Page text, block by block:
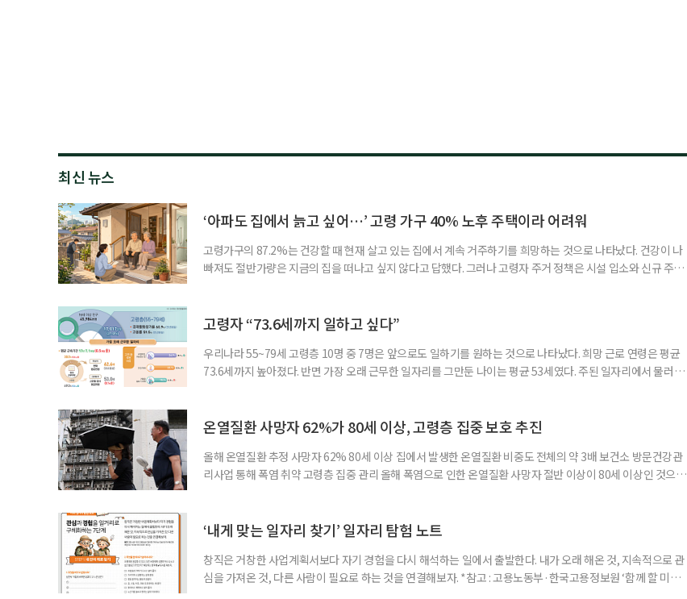
최신 뉴스
‘아파도 집에서 늙고 싶어…’ 고령 가구 40% 노후 주택이라 어려워
고령가구의 87.2%는 건강할 때 현재 살고 있는 집에서 계속 거주하기를 희망하는 것으로 나타났다. 건강이 나
빠져도 절반가량은 지금의 집을 떠나고 싶지 않다고 답했다. 그러나 고령자 주거 정책은 시설 입소와 신규 주택
여름호에 실린 ‘통합돌봄 시행에 따른 고령자 주거-돌봄 협업 체계 구축 방안’ 보고서는 고
고령자 “73.6세까지 일하고 싶다”
우리나라 55~79세 고령층 10명 중 7명은 앞으로도 일하기를 원하는 것으로 나타났다. 희망 근로 연령은 평균
73.6세까지 높아졌다. 반면 가장 오래 근무한 일자리를 그만둔 나이는 평균 53세였다. 주된 일자리에서 물러난
7000명으로, 1년 전보다 57만 명 증가했다. 15세 이상 인구에서 차지하는 비중은
온열질환 사망자 62%가 80세 이상, 고령층 집중 보호 추진
올해 온열질환 추정 사망자 62% 80세 이상 집에서 발생한 온열질환 비중도 전체의 약 3배 보건소 방문건강관
리사업 통해 폭염 취약 고령층 집중 관리 올해 폭염으로 인한 온열질환 사망자 절반 이상이 80세 이상인 것으로
고령층은 825명(33.8%), 80세 이상은 300명(12.3%)으로 집계됐다. 연령별 환자 수
‘내게 맞는 일자리 찾기’ 일자리 탐험 노트
창직은 거창한 사업계획서보다 자기 경험을 다시 해석하는 일에서 출발한다. 내가 오래 해온 것, 지속적으로 관
심을 가져온 것, 다른 사람이 필요로 하는 것을 연결해보자. *참고 : 고용노동부·한국고용정보원 ‘함께 할 미래